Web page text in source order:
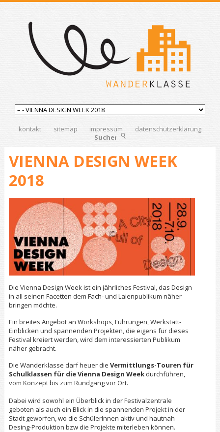
kontakt sitemap impressum datenschutzerklärung
VIENNA DESIGN WEEK
2018
Die Vienna Design Week ist ein jährliches Festival, das Design
in all seinen Facetten dem Fach- und Laienpublikum näher
bringen möchte.
Ein breites Angebot an Workshops, Führungen, Werkstatt-
Einblicken und spannenden Projekten, die eigens für dieses
Festival kreiert werden, wird dem interessierten Publikum
näher gebracht.
Die Wanderklasse darf heuer die Vermittlungs-Touren für
Schulklassen für die Vienna Design Weekdurchführen,
vom Konzept bis zum Rundgang vor Ort.
Dabei wird sowohl ein Überblick in der Festivalzentrale
geboten als auch ein Blick in die spannenden Projekt in der
Stadt geworfen, wo die SchülerInnen aktiv und hautnah
Desing-Produktion bzw die Projekte miterleben können.